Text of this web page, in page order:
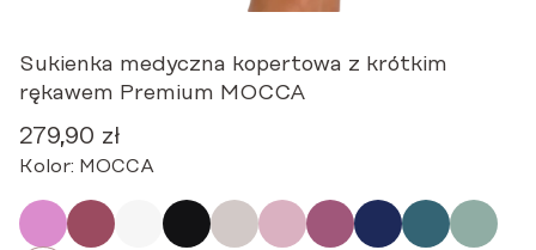
Sukienka medyczna kopertowa z krótkim
rękawem Premium MOCCA
279,90 zł
Kolor: MOCCA